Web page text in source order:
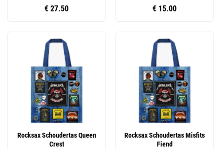
€ 27.50 € 15.00
Rocksax Schoudertas Queen
Crest
Rocksax Schoudertas Misfits
Fiend